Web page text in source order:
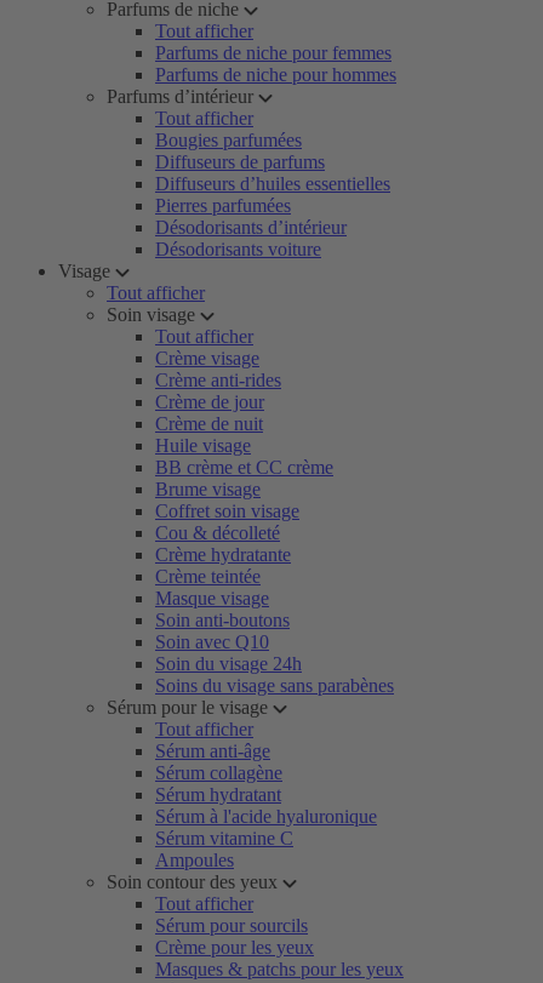
Parfums de niche
Tout afficher
Parfums de niche pour femmes
Parfums de niche pour hommes
Parfums d’intérieur
Tout afficher
Bougies parfumées
Diffuseurs de parfums
Diffuseurs d’huiles essentielles
Pierres parfumées
Désodorisants d’intérieur
Désodorisants voiture
Visage
Tout afficher
Soin visage
Tout afficher
Crème visage
Crème anti-rides
Crème de jour
Crème de nuit
Huile visage
BB crème et CC crème
Brume visage
Coffret soin visage
Cou & décolleté
Crème hydratante
Crème teintée
Masque visage
Soin anti-boutons
Soin avec Q10
Soin du visage 24h
Soins du visage sans parabènes
Sérum pour le visage
Tout afficher
Sérum anti-âge
Sérum collagène
Sérum hydratant
Sérum à l'acide hyaluronique
Sérum vitamine C
Ampoules
Soin contour des yeux
Tout afficher
Sérum pour sourcils
Crème pour les yeux
Masques & patchs pour les yeux